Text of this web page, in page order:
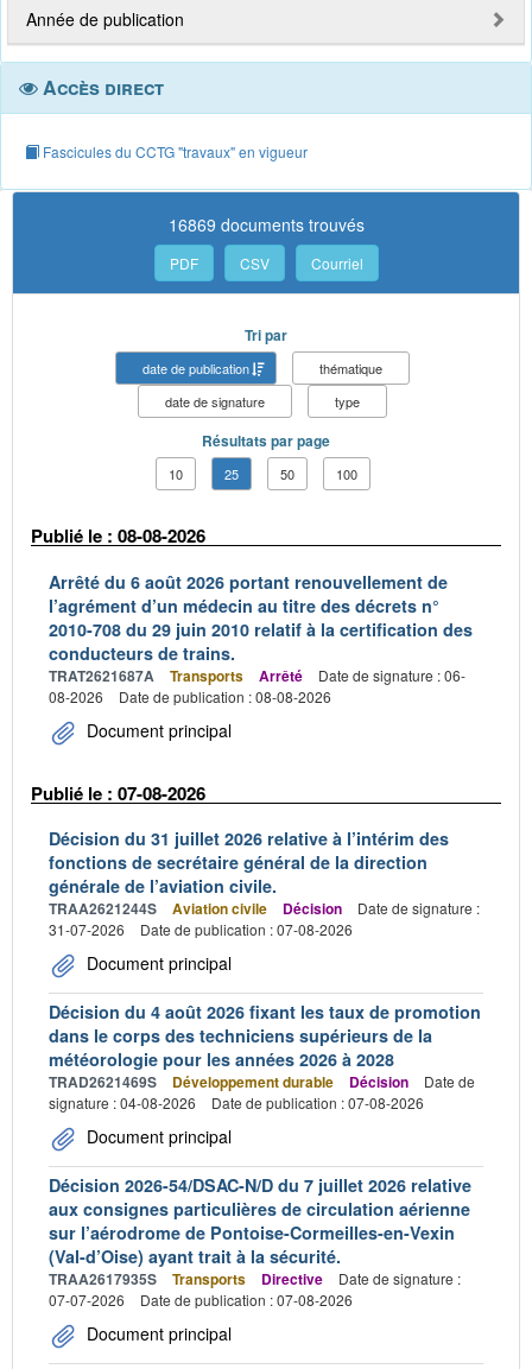
Année de publication
Accès direct
Fascicules du CCTG "travaux" en vigueur
16869 documents trouvés
PDF CSV Courriel
Tri par
date de publication
thématique
date de signature
type
Résultats par page
10 25 50 100
Publié le : 08-08-2026
Arrêté du 6 août 2026 portant renouvellement de
l’agrément d’un médecin au titre des décrets n°
2010-708 du 29 juin 2010 relatif à la certification des
conducteurs de trains.
TRAT2621687A Transports Arrêté
Date de signature : 06-
08-2026
Date de publication : 08-08-2026
Document principal
Publié le : 07-08-2026
Décision du 31 juillet 2026 relative à l’intérim des
fonctions de secrétaire général de la direction
générale de l’aviation civile.
TRAA2621244S Aviation civile Décision
Date de signature :
31-07-2026
Date de publication : 07-08-2026
Document principal
Décision du 4 août 2026 fixant les taux de promotion
dans le corps des techniciens supérieurs de la
météorologie pour les années 2026 à 2028
TRAD2621469S Développement durable Décision
Date de
signature : 04-08-2026
Date de publication : 07-08-2026
Document principal
Décision 2026-54/DSAC-N/D du 7 juillet 2026 relative
aux consignes particulières de circulation aérienne
sur l’aérodrome de Pontoise-Cormeilles-en-Vexin
(Val-d’Oise) ayant trait à la sécurité.
TRAA2617935S Transports Directive
Date de signature :
07-07-2026
Date de publication : 07-08-2026
Document principal